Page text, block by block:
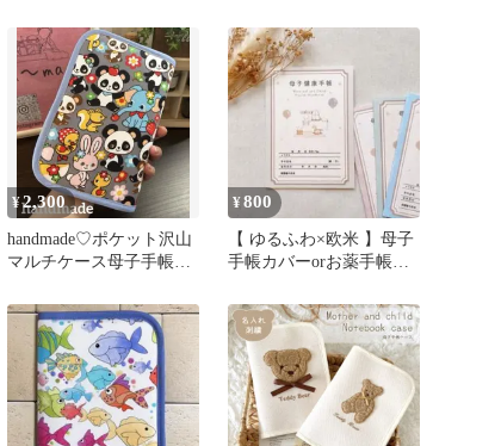
帳ケース
¥2,300
handmade♡ポケット沢山
マルチケース母子手帳お
ンダ①
¥800
【 ゆるふわ×欧米 】母子
手帳カバーorお薬手帳カ